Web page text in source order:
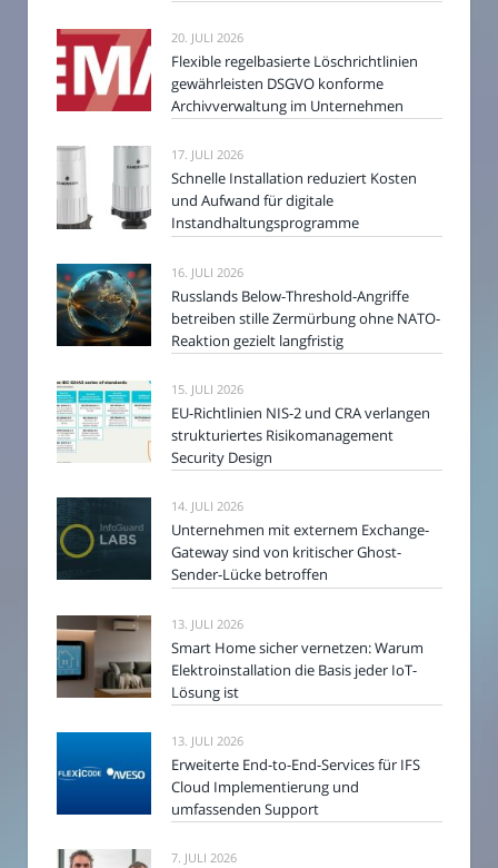
20. JULI 2026
Flexible regelbasierte Löschrichtlinien
gewährleisten DSGVO konforme
Archivverwaltung im Unternehmen
17. JULI 2026
Schnelle Installation reduziert Kosten
und Aufwand für digitale
Instandhaltungsprogramme
16. JULI 2026
Russlands Below-Threshold-Angriffe
betreiben stille Zermürbung ohne NATO-
Reaktion gezielt langfristig
15. JULI 2026
EU-Richtlinien NIS-2 und CRA verlangen
strukturiertes Risikomanagement
Security Design
14. JULI 2026
Unternehmen mit externem Exchange-
Gateway sind von kritischer Ghost-
Sender-Lücke betroffen
13. JULI 2026
Smart Home sicher vernetzen: Warum
Elektroinstallation die Basis jeder IoT-
Lösung ist
13. JULI 2026
Erweiterte End-to-End-Services für IFS
Cloud Implementierung und
umfassenden Support
7. JULI 2026